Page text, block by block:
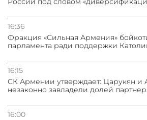
16:36
Фракция «Сильная Армения»
парламента ради поддержки
16:15
СК Армении утверждает: Царукян и
незаконно завладели долей
16:00
31.07.2026
условии прекращения огня